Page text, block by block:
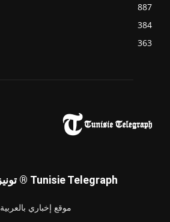
887
384
363
تونيزي تلغراف ® Tunisie Telegraph
موقع إخباري بالعربية